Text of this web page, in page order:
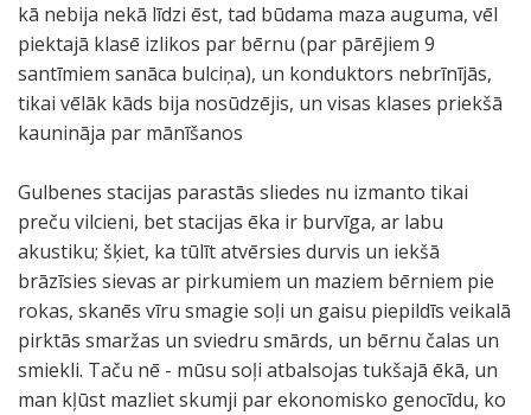
kā nebija nekā līdzi ēst, tad būdama maza auguma, vēl
piektajā klasē izlikos par bērnu (par pārējiem 9
santīmiem sanāca bulciņa), un konduktors nebrīnījās,
tikai vēlāk kāds bija nosūdzējis, un visas klases priekšā
kaunināja par mānīšanos
Gulbenes stacijas parastās sliedes nu izmanto tikai
preču vilcieni, bet stacijas ēka ir burvīga, ar labu
akustiku; šķiet, ka tūlīt atvērsies durvis un iekšā
brāzīsies sievas ar pirkumiem un maziem bērniem pie
rokas, skanēs vīru smagie soļi un gaisu piepildīs veikalā
pirktās smaržas un sviedru smārds, un bērnu čalas un
smiekli. Taču nē - mūsu soļi atbalsojas tukšajā ēkā, un
man kļūst mazliet skumji par ekonomisko genocīdu, ko